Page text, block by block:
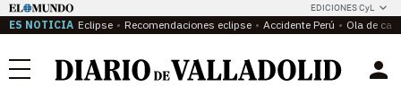
EDICIONES CyL
ES NOTICIA Eclipse Recomendaciones eclipse Accidente Perú Ola de
Menú